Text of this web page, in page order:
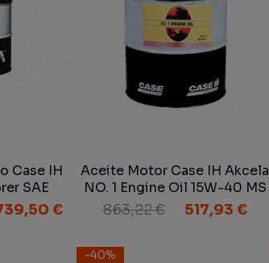
Case IH
SAE
200 L€
Aceite Motor Case IH Akcela
NO. 1 Engine Oil 15W-40 MS
1121 SAE 15W-40 60 L
863,22 € 517,93 €
-40%